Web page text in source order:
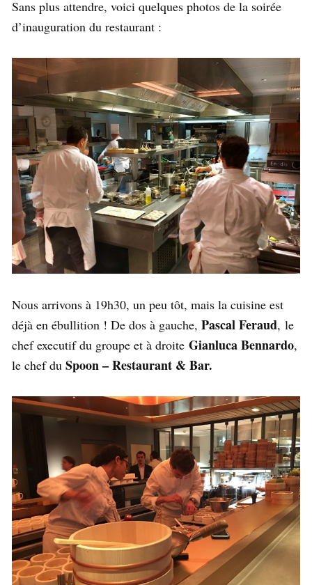
Sans plus attendre, voici quelques photos de la soirée
d’inauguration du restaurant :
Nous arrivons à 19h30, un peu tôt, mais la cuisine est
déjà en ébullition ! De dos à gauche, Pascal Feraud, le
chef executif du groupe et à droite Gianluca Bennardo,
le chef du Spoon – Restaurant & Bar.